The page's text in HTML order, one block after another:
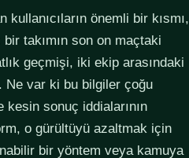
önemli bir kısmı,
takımın son on maçtaki
geçmişi, iki ekip arasındaki
Ne var ki bu bilgiler çoğu
kesin sonuç iddialarının
o gürültüyü azaltmak için
bir yöntem veya kamuya